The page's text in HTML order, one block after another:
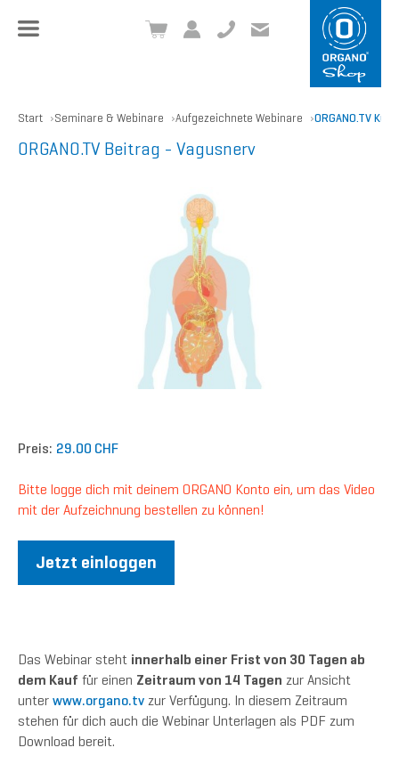
+49 8504 957999-0
ano.ch
Start Seminare & Webinare Aufgezeichnete Webinare ORGANO.TV
ORGANO.TV Beitrag - Vagusnerv
Preis: 29.00 CHF
Bitte logge dich mit deinem ORGANO Konto ein, um das Video
mit der Aufzeichnung bestellen zu können!
Jetzt einloggen
Das Webinar steht innerhalb einer Frist von 30 Tagen ab
dem Kauf für einen Zeitraum von 14 Tagen zur Ansicht
unter www.organo.tv zur Verfügung. In diesem Zeitraum
stehen für dich auch die Webinar Unterlagen als PDF zum
Download bereit.